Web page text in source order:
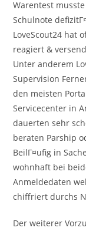
Warentest
Schulnote
LoveScout24 hat
reagiert &
Unter anderem
Supervision
den meisten
Servicecenter in
dauerten sehr
beraten Parship
BeilГ¤ufig in
wohnhaft bei
Anmeldedaten
chiffriert durchs
Der weiterer